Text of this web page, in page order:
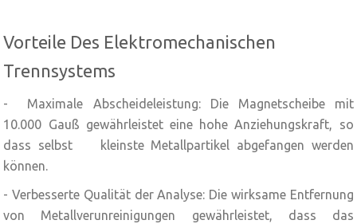
Vorteile Des Elektromechanischen
Trennsystems
- Maximale Abscheideleistung: Die Magnetscheibe mit
10.000 Gauß gewährleistet eine hohe Anziehungskraft, so
dass selbst kleinste Metallpartikel abgefangen werden
können.
- Verbesserte Qualität der Analyse: Die wirksame Entfernung
von Metallverunreinigungen gewährleistet, dass das